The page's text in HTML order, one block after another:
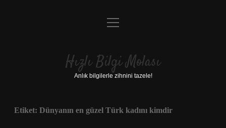
Anasayfa
Yasal Uyarı
menüyü
Hızlı Bilgi Molası
Anlık bilgilerle zihnini tazele!
Etiket: Dünyanın en güzel Türk kadını kimdir